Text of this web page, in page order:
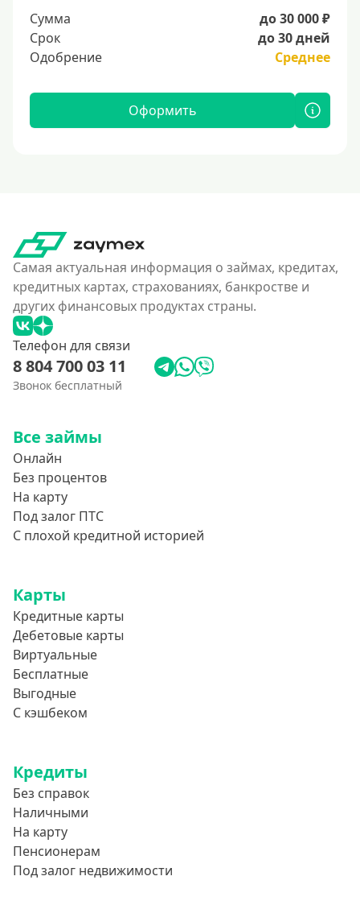
Сумма
до 30 000 ₽
Срок
до 30 дней
Одобрение
Среднее
Оформить
Самая актуальная информация о займах, кредитах,
кредитных картах, страхованиях, банкростве и
других финансовых продуктах страны.
Телефон для связи
8 804 700 03 11
Звонок бесплатный
Все займы
Онлайн
Без процентов
На карту
Под залог ПТС
С плохой кредитной историей
Карты
Кредитные карты
Дебетовые карты
Виртуальные
Бесплатные
Выгодные
С кэшбеком
Кредиты
Без справок
Наличными
На карту
Пенсионерам
Под залог недвижимости